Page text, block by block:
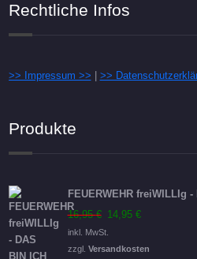
Rechtliche Infos
>> Impressum >> >>
Produkte
FEUERWEHR freiWILLIg -
16,95€ Ursprünglicher
Preis
war:
14,95 €
ist:
inkl. MwSt.
zzgl. Versandkosten